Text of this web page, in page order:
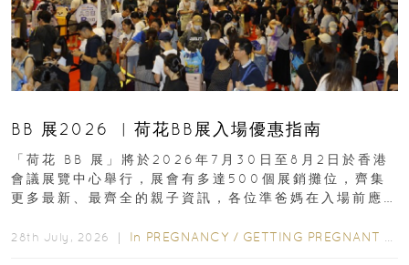
BB 展2026 ︳荷花BB展入場優惠指南
「荷花 BB 展」將於2026年7月30日至8月2日於香港
會議展覽中心舉行，展會有多達500個展銷攤位，齊集
更多最新、最齊全的親子資訊，各位準爸媽在入場前應
28th July, 2026 ｜ In PREGNANCY / GETTING PREGNANT